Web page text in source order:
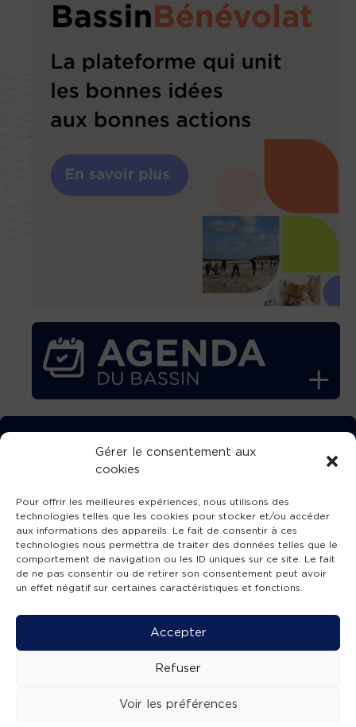
Gérer le consentement aux
cookies
Pour offrir les meilleures expériences, nous utilisons des
technologies telles que les cookies pour stocker et/ou accéder
aux informations des appareils. Le fait de consentir à ces
technologies nous permettra de traiter des données telles que le
comportement de navigation ou les ID uniques sur ce site. Le fait
de ne pas consentir ou de retirer son consentement peut avoir
un effet négatif sur certaines caractéristiques et fonctions.
Accepter
Refuser
Voir les préférences
TÉLÉCHARGEZ GRATUITEMENT
L’APPLICATION TVBA !
SUIVEZ-NOUS !
Mentions légales -Accessibilité